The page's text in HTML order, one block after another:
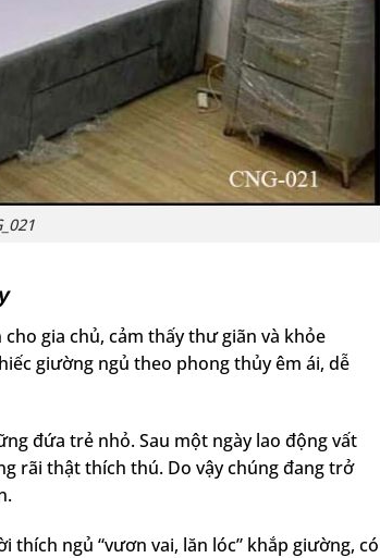
gia chủ, cảm thấy thư giãn và khỏe
giường ngủ theo phong thủy êm ái, dễ
đứa trẻ nhỏ. Sau một ngày lao động vất
rãi thật thích thú. Do vậy chúng đang trở
ngủ “vươn vai, lăn lóc” khắp giường, có